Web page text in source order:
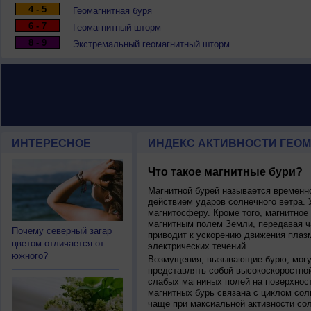
4 - 5
Геомагнитная буря
6 - 7
Геомагнитный шторм
8 - 9
Экстремальный геомагнитный шторм
ИНТЕРЕСНОЕ
Почему северный загар
цветом отличается от
южного?
ИНДЕКС АКТИВНОСТИ
Что такое магнитные бури?
Магнитной бурей называется
действием ударов солнечного ветра.
магнитосферу. Кроме того,
магнитным полем Земли, передавая
приводит к ускорению движения
электрических течений.
Возмущения, вызывающие бурю,
представлять собой
слабых магниных полей на
магнитных бурь связана с циклом
чаще при максиальной активности